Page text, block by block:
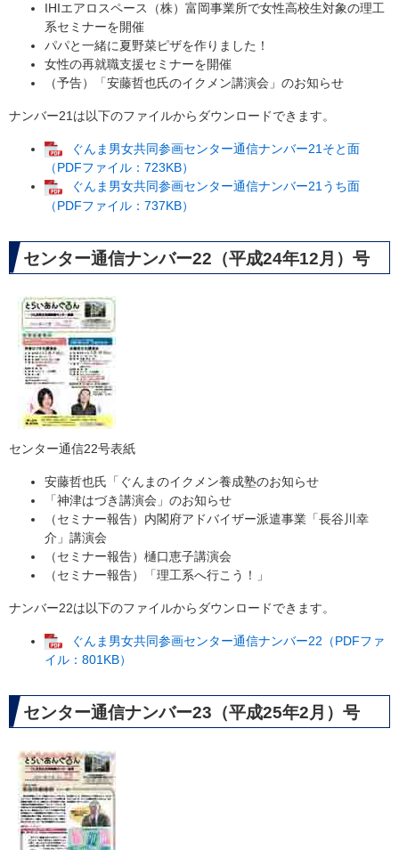
IHIエアロスペース（株）富岡事業所で女性高校生対象の理工
系セミナーを開催
パパと一緒に夏野菜ピザを作りました！
女性の再就職支援セミナーを開催
（予告）「安藤哲也氏のイクメン講演会」のお知らせ
ナンバー21は以下のファイルからダウンロードできます。
ぐんま男女共同参画センター通信ナンバー21そと面
（PDFファイル：723KB）
ぐんま男女共同参画センター通信ナンバー21うち面
（PDFファイル：737KB）
センター通信ナンバー22（平成24年12月）号
センター通信22号表紙
安藤哲也氏「ぐんまのイクメン養成塾のお知らせ
「神津はづき講演会」のお知らせ
（セミナー報告）内閣府アドバイザー派遣事業「長谷川幸
介」講演会
（セミナー報告）樋口恵子講演会
（セミナー報告）「理工系へ行こう！」
ナンバー22は以下のファイルからダウンロードできます。
ぐんま男女共同参画センター通信ナンバー22（PDFファ
イル：801KB）
センター通信ナンバー23（平成25年2月）号